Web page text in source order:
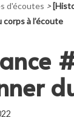
d'écoutes >
corps à l’écoute